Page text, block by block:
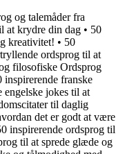
og talemåder fra
at krydre din dag • 50
kreativitet! • 50
ordsprog til at
filosofiske Ordsprog
inspirerende franske
engelske jokes til at
til daglig
det er godt at være
inspirerende ordsprog til
til at sprede glæde og